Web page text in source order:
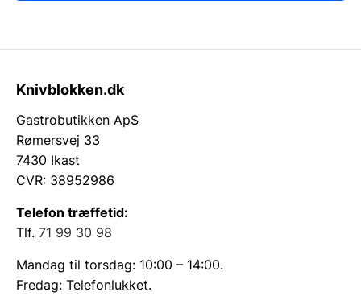
Knivblokken.dk
Gastrobutikken ApS
Rømersvej 33
7430 Ikast
CVR: 38952986
Telefon træffetid:
Tlf. 71 99 30 98
Mandag til torsdag: 10:00 – 14:00.
Fredag: Telefonlukket.